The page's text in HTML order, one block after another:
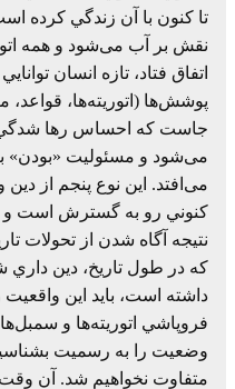
تا کنون با آن زندگي کرده
نقش بر آب می‌شود و همه
اتفاق فتاد، تازه انسان
پوشش‌ها (اتوريته‌ها،
جاست که احساس رها شدگي
می‌شود و مسئوليت «بودن»
می‌افتد. اين نوع پنجم از
کنوني رو به گسترش است و
نتيجه آگاه شدن از تحولات
که در طول تاريخ، دين
داشته است، بايد اين
فروپاشي اتوريته‌ها و
وضعيت را به رسميت
متفاوت نخواهيم شد. آن